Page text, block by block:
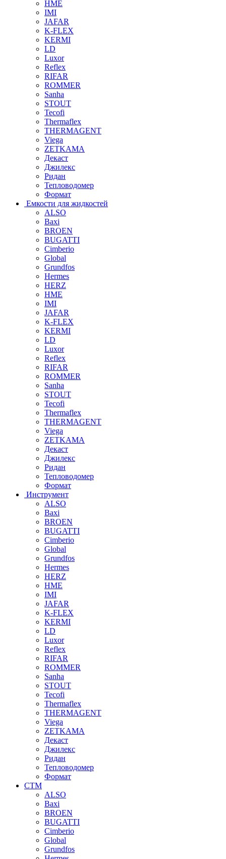
HME
IMI
JAFAR
K-FLEX
KERMI
LD
Luxor
Reflex
RIFAR
ROMMER
Sanha
STOUT
Tecofi
Thermaflex
THERMAGENT
Viega
ZETKAMA
Декаст
Джилекс
Ридан
Тепловодомер
Формат
Емкости для жидкостей
ALSO
Baxi
BROEN
BUGATTI
Cimberio
Global
Grundfos
Hermes
HERZ
HME
IMI
JAFAR
K-FLEX
KERMI
LD
Luxor
Reflex
RIFAR
ROMMER
Sanha
STOUT
Tecofi
Thermaflex
THERMAGENT
Viega
ZETKAMA
Декаст
Джилекс
Ридан
Тепловодомер
Формат
Инструмент
ALSO
Baxi
BROEN
BUGATTI
Cimberio
Global
Grundfos
Hermes
HERZ
HME
IMI
JAFAR
K-FLEX
KERMI
LD
Luxor
Reflex
RIFAR
ROMMER
Sanha
STOUT
Tecofi
Thermaflex
THERMAGENT
Viega
ZETKAMA
Декаст
Джилекс
Ридан
Тепловодомер
Формат
СТМ
ALSO
Baxi
BROEN
BUGATTI
Cimberio
Global
Grundfos